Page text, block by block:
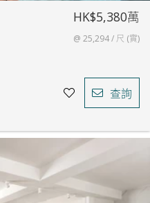
HK$5,380萬
@ 25,294 / 尺 (實)
查詢